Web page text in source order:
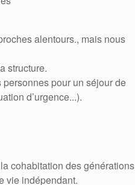
alentours., mais nous
structure.
personnes pour un séjour de
d’urgence...).
cohabitation des générations
vie indépendant.